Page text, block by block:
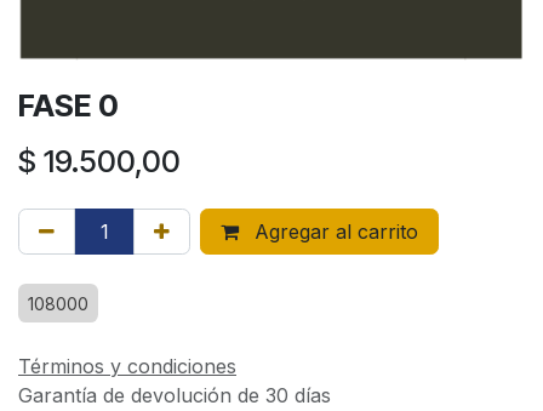
FASE 0
$ 19.500,00
Agregar al carrito
108000
Términos y condiciones
Garantía de devolución de 30 días